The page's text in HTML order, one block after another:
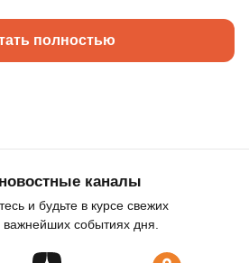
полностью
каналы
и будьте в курсе свежих
важнейших событиях дня.